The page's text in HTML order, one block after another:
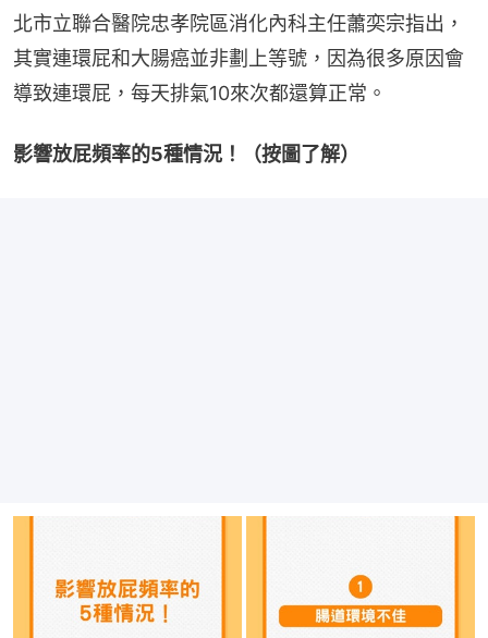
北市立聯合醫院忠孝院區消化內科主任蕭奕宗指出，
其實連環屁和大腸癌並非劃上等號，因為很多原因會
導致連環屁，每天排氣10來次都還算正常。
影響放屁頻率的5種情況！（按圖了解）